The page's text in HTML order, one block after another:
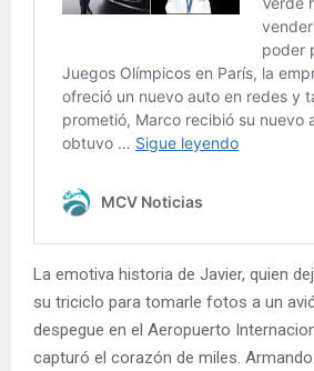
La emotiva historia de Javier, quien
su triciclo para tomarle fotos a un
despegue en el Aeropuerto
capturó el corazón de miles.